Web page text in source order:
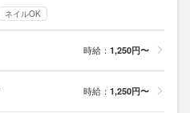
ネイルOK
時給： 1,250円〜
時給： 1,250円〜